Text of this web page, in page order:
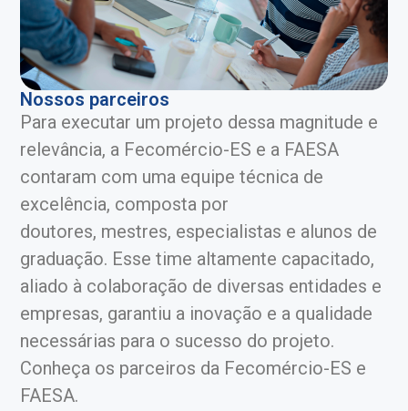
Nossos parceiros
Para executar um projeto dessa magnitude e
relevância, a Fecomércio-ES e a FAESA
contaram com uma equipe técnica de
excelência, composta por
doutores, mestres, especialistas e alunos de
graduação. Esse time altamente capacitado,
aliado à colaboração de diversas entidades e
empresas, garantiu a inovação e a qualidade
necessárias para o sucesso do projeto.
Conheça os parceiros da Fecomércio-ES e
FAESA.